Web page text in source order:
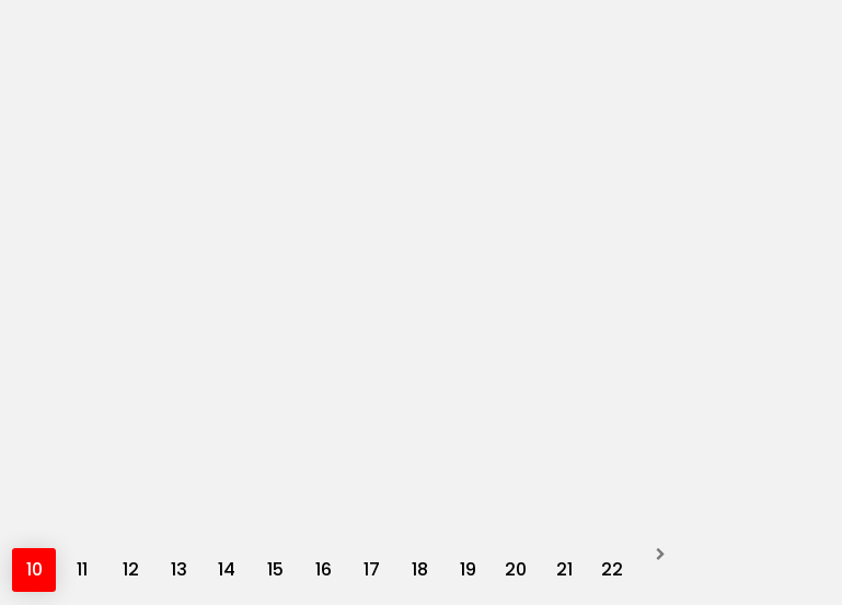
10 11 12 13 14 15 16 17 18 19 20 21 22